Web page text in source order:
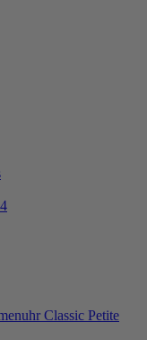
Classic Petite